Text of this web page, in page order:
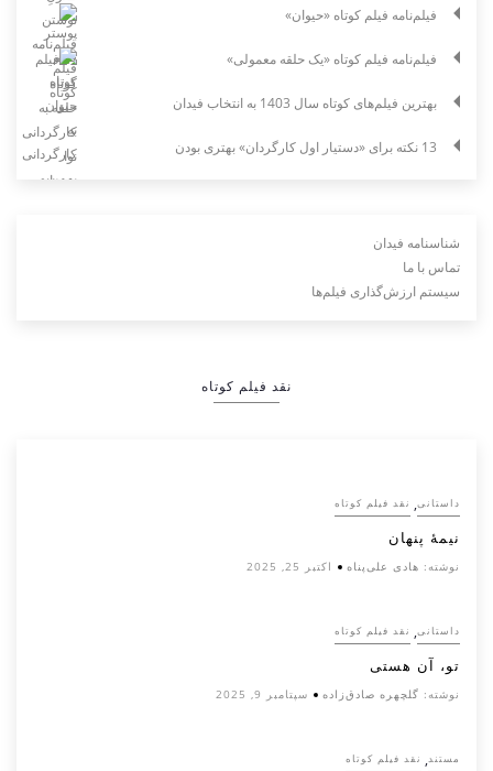
فیلم‌نامه فیلم کوتاه «حیوان»
فیلم‌نامه فیلم کوتاه «یک حلقه معمولی»
بهترین فیلم‌های کوتاه سال 1403 به انتخاب فیدان
13 نکته برای «دستیار اول کارگردان» بهتری بودن
شناسنامه فیدان
تماس با ما
سیستم ارزش‌گذاری فیلم‌ها
نقد فیلم کوتاه
داستانی, نقد فیلم کوتاه
نیمۀ پنهان
نوشته: هادی علی‌پناه اکتبر 25, 2025
داستانی, نقد فیلم کوتاه
تو، آن هستی
نوشته: گلچهره صادق‌زاده سپتامبر 9, 2025
مستند, نقد فیلم کوتاه